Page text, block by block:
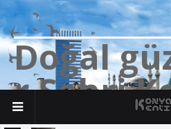
Doğalgü
rŞehriK